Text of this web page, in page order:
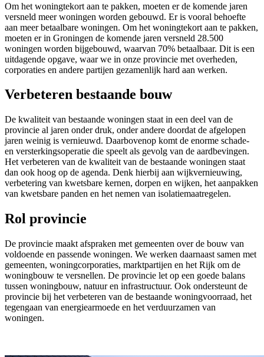
Om het woningtekort aan te pakken, moeten er de komende jaren
versneld meer woningen worden gebouwd. Er is vooral behoefte
aan meer betaalbare woningen. Om het woningtekort aan te pakken,
moeten er in Groningen de komende jaren versneld 28.500
woningen worden bijgebouwd, waarvan 70% betaalbaar. Dit is een
uitdagende opgave, waar we in onze provincie met overheden,
corporaties en andere partijen gezamenlijk hard aan werken.
Verbeteren bestaande bouw
De kwaliteit van bestaande woningen staat in een deel van de
provincie al jaren onder druk, onder andere doordat de afgelopen
jaren weinig is vernieuwd. Daarbovenop komt de enorme schade-
en versterkingsoperatie die speelt als gevolg van de aardbevingen.
Het verbeteren van de kwaliteit van de bestaande woningen staat
dan ook hoog op de agenda. Denk hierbij aan wijkvernieuwing,
verbetering van kwetsbare kernen, dorpen en wijken, het aanpakken
van kwetsbare panden en het nemen van isolatiemaatregelen.
Rol provincie
De provincie maakt afspraken met gemeenten over de bouw van
voldoende en passende woningen. We werken daarnaast samen met
gemeenten, woningcorporaties, marktpartijen en het Rijk om de
woningbouw te versnellen. De provincie let op een goede balans
tussen woningbouw, natuur en infrastructuur. Ook ondersteunt de
provincie bij het verbeteren van de bestaande woningvoorraad, het
tegengaan van energiearmoede en het verduurzamen van
woningen.